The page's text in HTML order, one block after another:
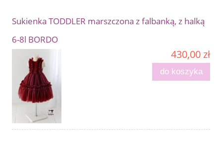
Sukienka TODDLER marszczona z falbanką, z halką
6-8l BORDO
430,00 zł
do koszyka